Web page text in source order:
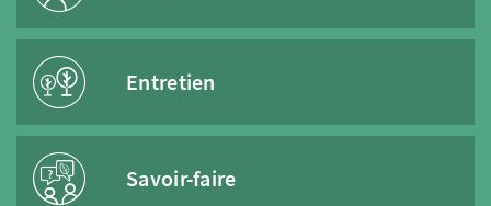
Entretien
Savoir-faire